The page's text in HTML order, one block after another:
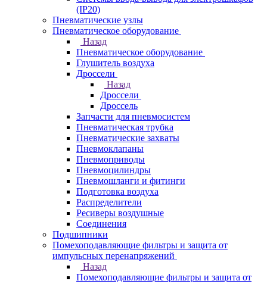
(IP20)
Пневматические узлы
Пневматическое оборудование
Назад
Пневматическое оборудование
Глушитель воздуха
Дроссели
Назад
Дроссели
Дроссель
Запчасти для пневмосистем
Пневматическая трубка
Пневматические захваты
Пневмоклапаны
Пневмоприводы
Пневмоцилиндры
Пневмошланги и фитинги
Подготовка воздуха
Распределители
Ресиверы воздушные
Соединения
Подшипники
Помехоподавляющие фильтры и защита от
импульсных перенапряжений
Назад
Помехоподавляющие фильтры и защита от